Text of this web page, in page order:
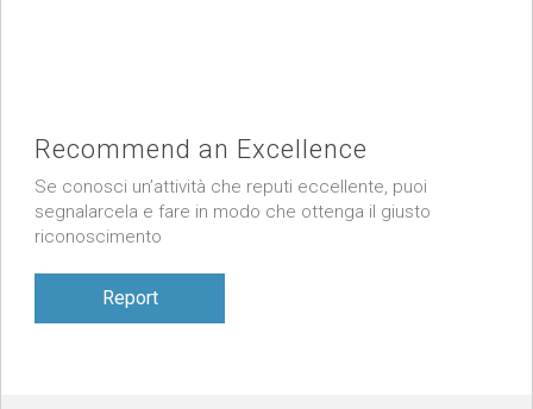
Recommend an Excellence
Se conosci un’attività che reputi eccellente, puoi
segnalarcela e fare in modo che ottenga il giusto
riconoscimento
Report